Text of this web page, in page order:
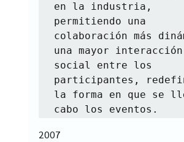
en la industria,
permitiendo una
colaboración más
una mayor interacción
social entre los
participantes,
la forma en que se
cabo los eventos.
2007